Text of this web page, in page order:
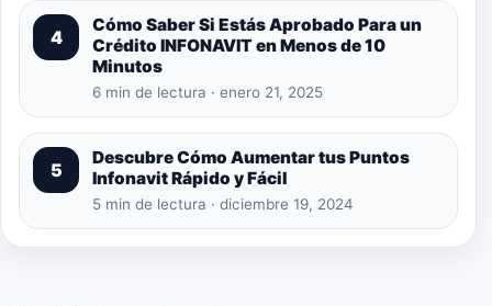
4
Cómo Saber Si Estás Aprobado Para un
Crédito INFONAVIT en Menos de 10
Minutos
6 min de lectura · enero 21, 2025
5
Descubre Cómo Aumentar tus Puntos
Infonavit Rápido y Fácil
5 min de lectura · diciembre 19, 2024